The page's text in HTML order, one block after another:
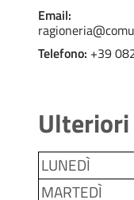
Email:
Telefono: +39
MARTEDÌ